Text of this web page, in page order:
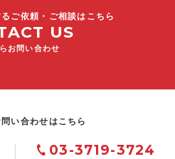
ご依頼・ご相談はこちら
US
お問い合わせ
い合わせはこちら
03-3719-3724